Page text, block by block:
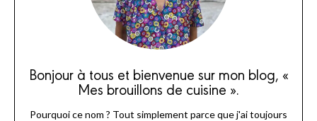
Bonjour à tous et bienvenue sur mon blog, «
Mes brouillons de cuisine ».
Pourquoi ce nom ? Tout simplement parce que j'ai toujours